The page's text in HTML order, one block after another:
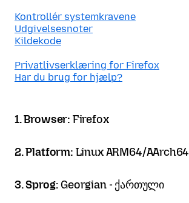
Kontrollér systemkravene
Udgivelsesnoter
Kildekode
Privatlivserklæring for Firefox
Har du brug for hjælp?
1. Browser: Firefox
2. Platform: Linux ARM64/AArch64
3. Sprog: Georgian - ქართული